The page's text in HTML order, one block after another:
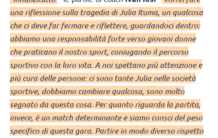
una riflessione sulla tragedia di Julia Ituma, un qualcosa
che ci deve far fermare e riflettere, guardandoci dentro:
abbiamo una responsabilità forte verso giovani donne
che praticano il nostro sport, coniugando il percorso
sportivo con la loro vita. A noi spettano più attenzione e
più cura delle persone: ci sono tante Julia nelle società
sportive, dobbiamo cambiare qualcosa, sono molto
segnato da questa cosa. Per quanto riguarda la partita,
invece, è un match determinante e siamo consci del peso
specifico di questa gara. Partire in modo diverso rispetto